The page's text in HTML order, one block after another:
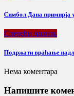
Симбол Дана примирја
Следећи чланак
Подржати враћање
Нема коментара
Напишите